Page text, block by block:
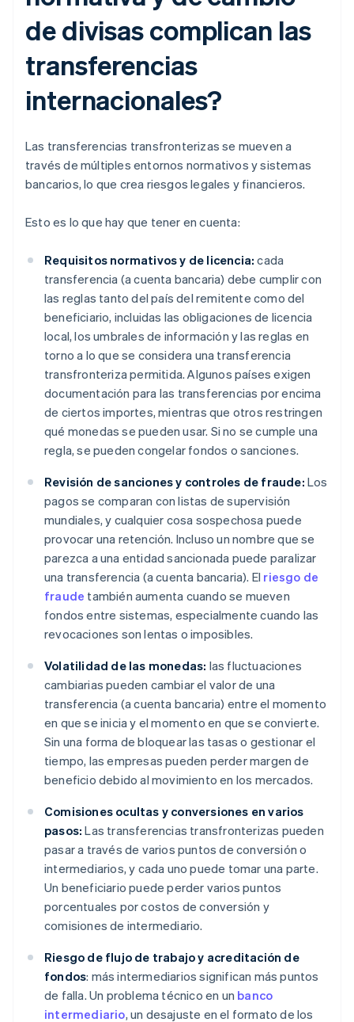
de divisas complican las
transferencias
internacionales?
Las transferencias transfronterizas se mueven a
través de múltiples entornos normativos y sistemas
bancarios, lo que crea riesgos legales y financieros.
Esto es lo que hay que tener en cuenta:
Requisitos normativos y de licencia: cada
transferencia (a cuenta bancaria) debe cumplir con
las reglas tanto del país del remitente como del
beneficiario, incluidas las obligaciones de licencia
local, los umbrales de información y las reglas en
torno a lo que se considera una transferencia
transfronteriza permitida. Algunos países exigen
documentación para las transferencias por encima
de ciertos importes, mientras que otros restringen
qué monedas se pueden usar. Si no se cumple una
regla, se pueden congelar fondos o sanciones.
Revisión de sanciones y controles de fraude: Los
pagos se comparan con listas de supervisión
mundiales, y cualquier cosa sospechosa puede
provocar una retención. Incluso un nombre que se
parezca a una entidad sancionada puede paralizar
una transferencia (a cuenta bancaria). El riesgo de
fraude también aumenta cuando se mueven
fondos entre sistemas, especialmente cuando las
revocaciones son lentas o imposibles.
Volatilidad de las monedas: las fluctuaciones
cambiarias pueden cambiar el valor de una
transferencia (a cuenta bancaria) entre el momento
en que se inicia y el momento en que se convierte.
Sin una forma de bloquear las tasas o gestionar el
tiempo, las empresas pueden perder margen de
beneficio debido al movimiento en los mercados.
Comisiones ocultas y conversiones en varios
pasos: Las transferencias transfronterizas pueden
pasar a través de varios puntos de conversión o
intermediarios, y cada uno puede tomar una parte.
Un beneficiario puede perder varios puntos
porcentuales por costos de conversión y
comisiones de intermediario.
Riesgo de flujo de trabajo y acreditación de
fondos: más intermediarios significan más puntos
de falla. Un problema técnico en un banco
intermediario, un desajuste en el formato de los